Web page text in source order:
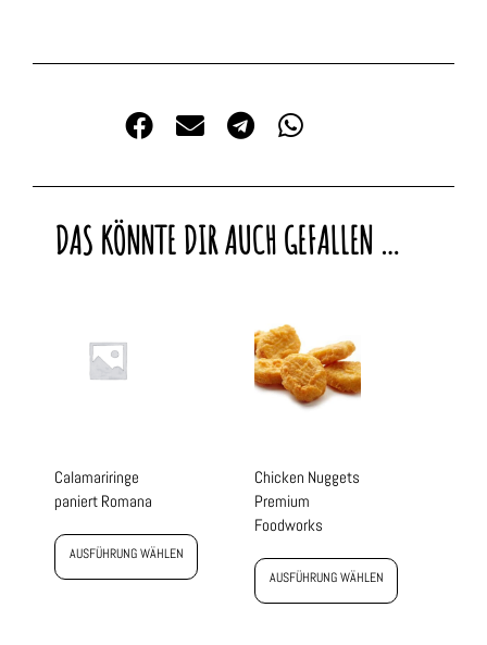
DAS KÖNNTE DIR AUCH GEFALLEN …
Calamariringe
paniert Romana
AUSFÜHRUNG WÄHLEN
Chicken Nuggets
Premium
Foodworks
AUSFÜHRUNG WÄHLEN